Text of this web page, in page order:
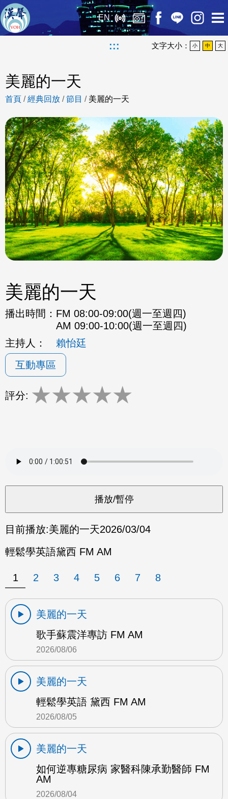
EN
::: 文字大小： 小 中 大
美麗的一天
首頁 /經典回放 /節目 / 美麗的一天
美麗的一天
播出時間： FM 08:00-09:00(週一至週四)
AM 09:00-10:00(週一至週四)
主持人：
賴怡廷
互動專區
評分: ★★★★★
目前播放:美麗的一天2026/03/04
輕鬆學英語黛西 FM AM
1 2 3 4 5 6 7 8
美麗的一天
歌手蘇震洋專訪 FM AM
2026/08/06
美麗的一天
輕鬆學英語 黛西 FM AM
2026/08/05
美麗的一天
如何逆專糖尿病 家醫科陳承勤醫師 FM
AM
2026/08/04